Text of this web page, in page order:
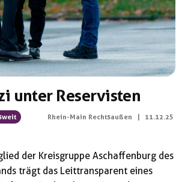
unter Reservisten
Rhein-Main Rechtsaußen 11.12.25
der Kreisgruppe Aschaffenburg des
trägt das Leittransparent eines